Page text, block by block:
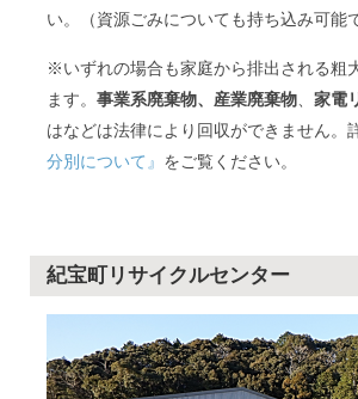
い。（資源ごみについても持ち込み可能
※いずれの場合も家庭から排出される粗
ます。 事業系廃棄物、産業廃棄物、 家電
はなどは法律により回収ができません。
分別について』 をご覧ください。
紀宝町リサイクルセンター